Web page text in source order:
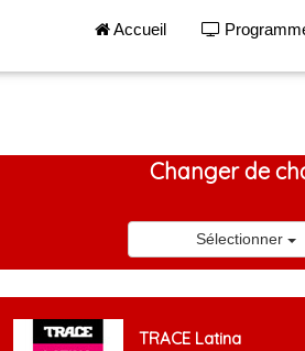
Accueil
Changer de
Sélectionner
TRACE Latina